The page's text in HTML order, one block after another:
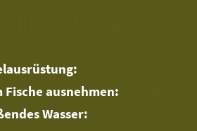
ausnehmen:
Wasser: